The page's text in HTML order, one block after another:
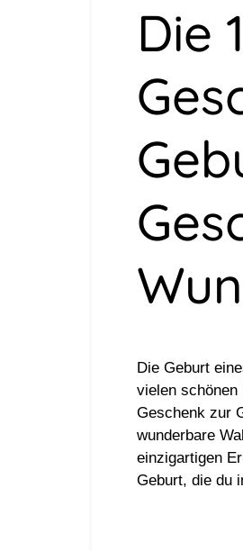
Die
Die Geburt
vielen schönen
Geschenk zur
wunderbare
einzigartigen
Geburt, die du